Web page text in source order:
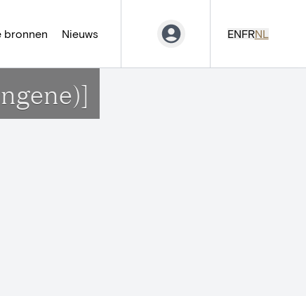
bronnen Nieuws ENFRNL